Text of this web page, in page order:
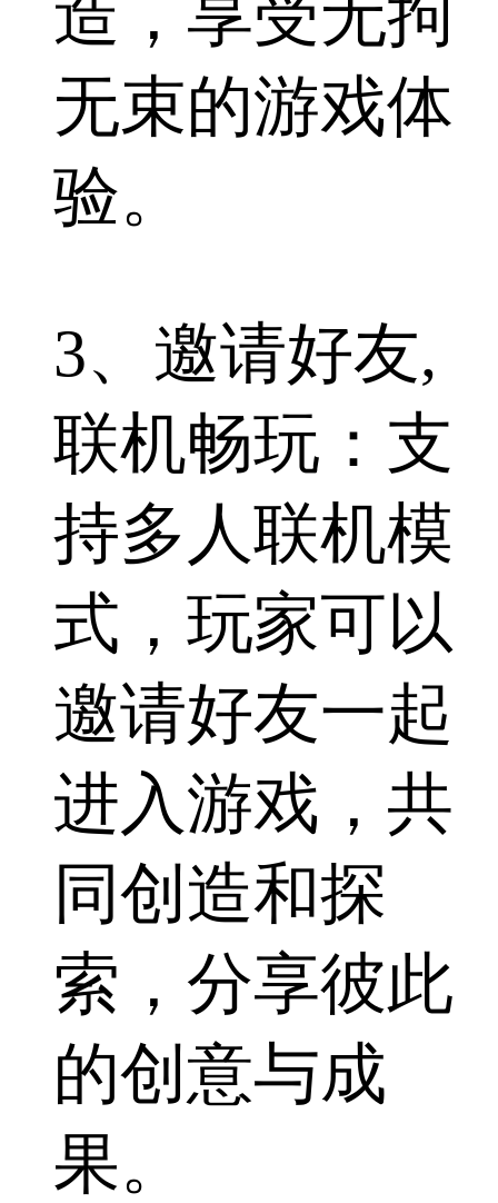
造，享受无拘
无束的游戏体
验。
3、邀请好友,
联机畅玩：支
持多人联机模
式，玩家可以
邀请好友一起
进入游戏，共
同创造和探
索，分享彼此
的创意与成
果。